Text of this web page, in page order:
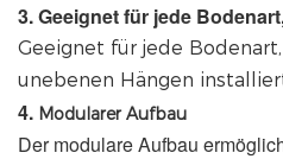
3. Geeignet für jede
Geeignet für jede Bodenart,
unebenen Hängen
4. Modularer Aufbau
Der modulare Aufbau